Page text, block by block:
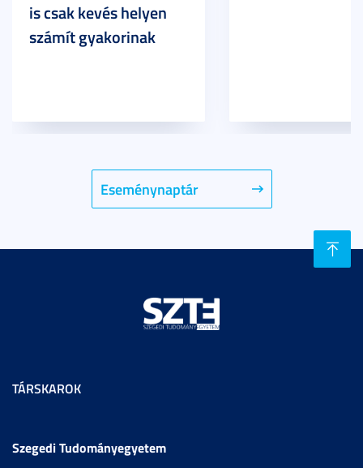
Eseménynaptár
is csak kevés helyen
számít gyakorinak
TÁRSKAROK
Szegedi Tudományegyetem